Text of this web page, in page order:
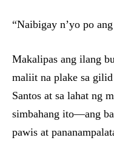
“Naibigay n’yo po
Makalipas ang ilang
maliit na plake sa gilid
Santos at sa lahat ng
simbahang ito—ang
pawis at